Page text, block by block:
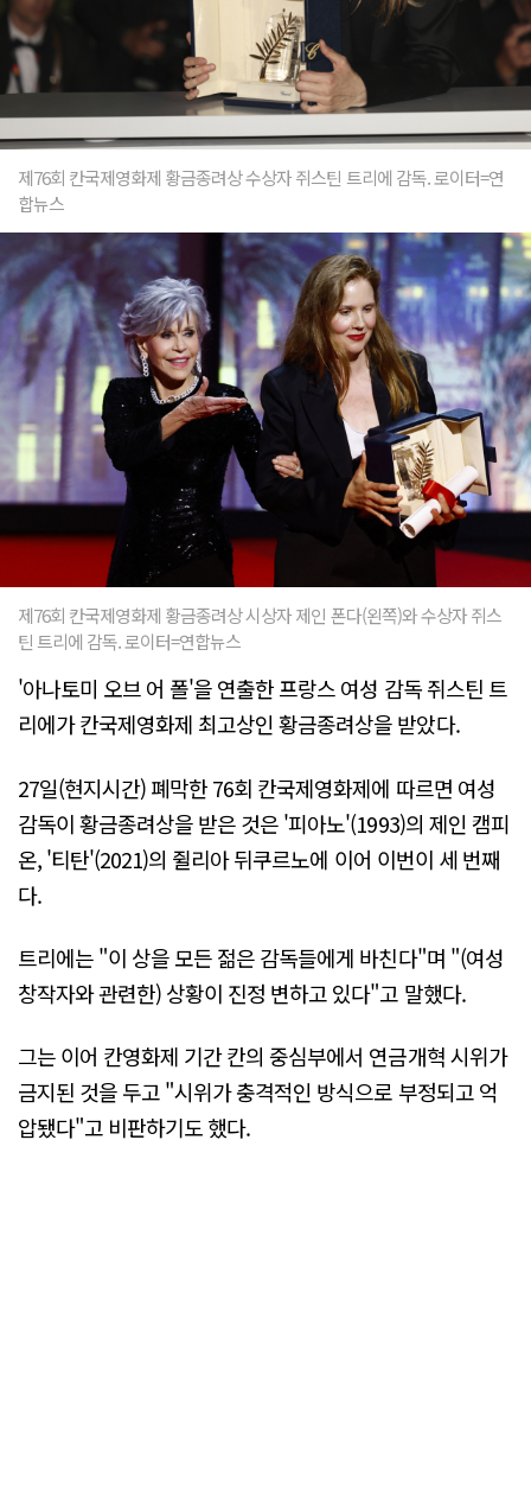
제76회 칸국제영화제 황금종려상 수상자 쥐스틴 트리에 감독. 로이터=연
합뉴스
제76회 칸국제영화제 황금종려상 시상자 제인 폰다(왼쪽)와 수상자 쥐스
틴 트리에 감독. 로이터=연합뉴스
'아나토미 오브 어 폴'을 연출한 프랑스 여성 감독 쥐스틴 트
리에가 칸국제영화제 최고상인 황금종려상을 받았다.
27일(현지시간) 폐막한 76회 칸국제영화제에 따르면 여성
감독이 황금종려상을 받은 것은 '피아노'(1993)의 제인 캠피
온, '티탄'(2021)의 쥘리아 뒤쿠르노에 이어 이번이 세 번째
다.
트리에는 "이 상을 모든 젊은 감독들에게 바친다"며 "(여성
창작자와 관련한) 상황이 진정 변하고 있다"고 말했다.
그는 이어 칸영화제 기간 칸의 중심부에서 연금개혁 시위가
금지된 것을 두고 "시위가 충격적인 방식으로 부정되고 억
압됐다"고 비판하기도 했다.